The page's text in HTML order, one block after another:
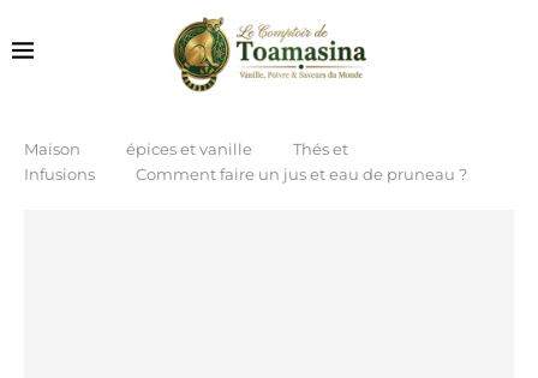
Maison épices et vanille
Thés et
Infusions
Comment faire un jus et eau de pruneau ?